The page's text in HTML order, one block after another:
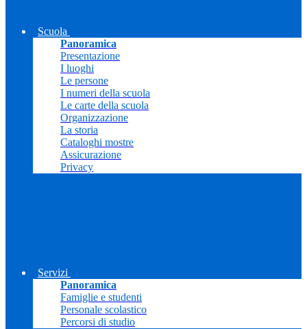
Scuola
Panoramica
Presentazione
I luoghi
Le persone
I numeri della scuola
Le carte della scuola
Organizzazione
La storia
Cataloghi mostre
Assicurazione
Privacy
Servizi
Panoramica
Famiglie e studenti
Personale scolastico
Percorsi di studio